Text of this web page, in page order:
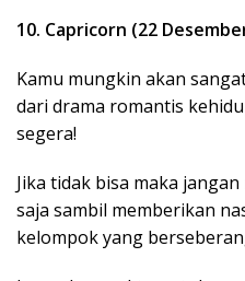
10. Capricorn (22
Kamu mungkin akan
dari drama romantis
segera!
Jika tidak bisa maka
saja sambil memberikan
kelompok yang